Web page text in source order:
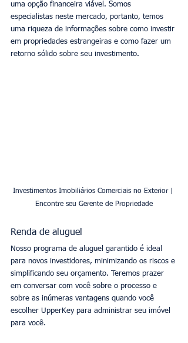
uma opção financeira viável. Somos
especialistas neste mercado, portanto, temos
uma riqueza de informações sobre como investir
em propriedades estrangeiras e como fazer um
retorno sólido sobre seu investimento.
Investimentos Imobiliários Comerciais no Exterior |
Encontre seu Gerente de Propriedade
Renda de aluguel
Nosso programa de aluguel garantido é ideal
para novos investidores, minimizando os riscos e
simplificando seu orçamento. Teremos prazer
em conversar com você sobre o processo e
sobre as inúmeras vantagens quando você
escolher UpperKey para administrar seu imóvel
para você.